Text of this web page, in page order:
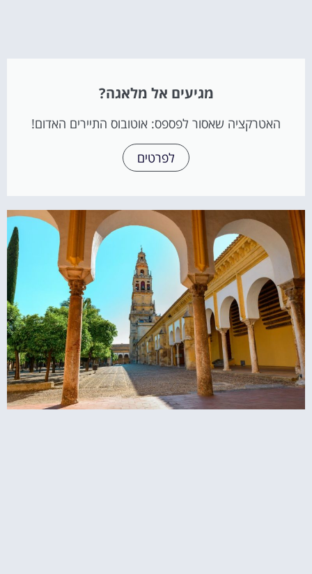
מגיעים אל מלאגה?
האטרקציה שאסור לפספס: אוטובוס התיירים האדום!
לפרטים